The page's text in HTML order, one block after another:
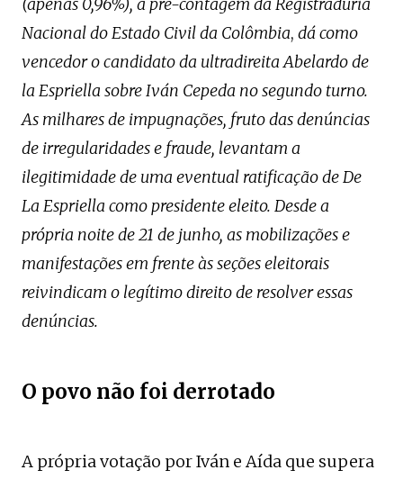
Nacional do Estado Civil da Colômbia, dá como
vencedor o candidato da ultradireita Abelardo de
la Espriella sobre Iván Cepeda no segundo turno.
As milhares de impugnações, fruto das denúncias
de irregularidades e fraude, levantam a
ilegitimidade de uma eventual ratificação de De
La Espriella como presidente eleito. Desde a
própria noite de 21 de junho, as mobilizações e
manifestações em frente às seções eleitorais
reivindicam o legítimo direito de resolver essas
denúncias.
O povo não foi derrotado
A própria votação por Iván e Aída que supera